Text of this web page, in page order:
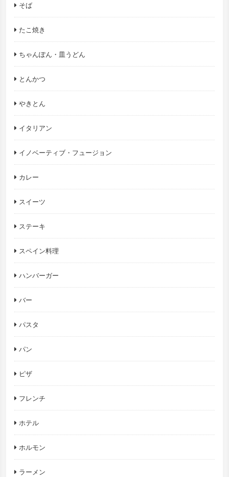
そば
たこ焼き
ちゃんぽん・皿うどん
とんかつ
やきとん
イタリアン
イノベーティブ・フュージョン
カレー
スイーツ
ステーキ
スペイン料理
ハンバーガー
バー
パスタ
パン
ピザ
フレンチ
ホテル
ホルモン
ラーメン